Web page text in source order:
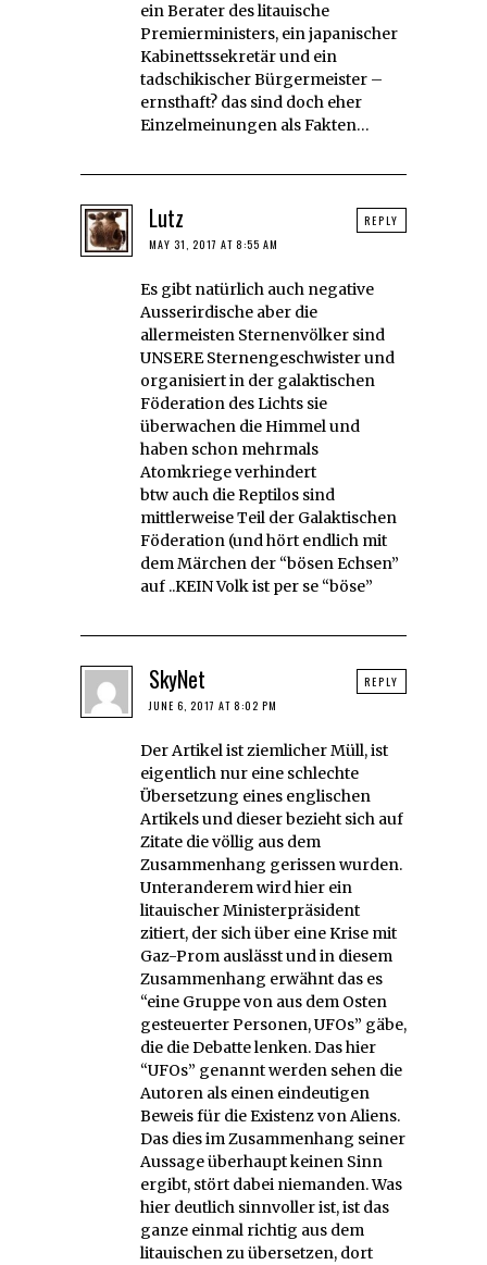
ein Berater des litauische
Premierministers, ein japanischer
Kabinettssekretär und ein
tadschikischer Bürgermeister –
ernsthaft? das sind doch eher
Einzelmeinungen als Fakten…
Lutz
MAY 31, 2017 AT 8:55 AM
Es gibt natürlich auch negative
Ausserirdische aber die
allermeisten Sternenvölker sind
UNSERE Sternengeschwister und
organisiert in der galaktischen
Föderation des Lichts sie
überwachen die Himmel und
haben schon mehrmals
Atomkriege verhindert
btw auch die Reptilos sind
mittlerweise Teil der Galaktischen
Föderation (und hört endlich mit
dem Märchen der “bösen Echsen”
auf ..KEIN Volk ist per se “böse”
REPLY
SkyNet
JUNE 6, 2017 AT 8:02 PM
Der Artikel ist ziemlicher Müll, ist
eigentlich nur eine schlechte
Übersetzung eines englischen
Artikels und dieser bezieht sich auf
Zitate die völlig aus dem
Zusammenhang gerissen wurden.
Unteranderem wird hier ein
litauischer Ministerpräsident
zitiert, der sich über eine Krise mit
Gaz-Prom auslässt und in diesem
Zusammenhang erwähnt das es
“eine Gruppe von aus dem Osten
gesteuerter Personen, UFOs” gäbe,
die die Debatte lenken. Das hier
“UFOs” genannt werden sehen die
Autoren als einen eindeutigen
Beweis für die Existenz von Aliens.
Das dies im Zusammenhang seiner
Aussage überhaupt keinen Sinn
ergibt, stört dabei niemanden. Was
hier deutlich sinnvoller ist, ist das
ganze einmal richtig aus dem
litauischen zu übersetzen, dort
REPLY